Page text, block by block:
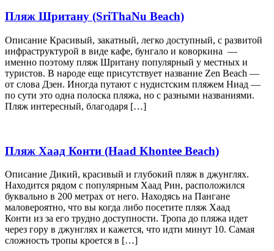
Пляж Шритану (SriThaNu Beach)
Описание Красивый, закатный, легко доступный, с развитой
инфраструктурой в виде кафе, бунгало и коворкина —
именно поэтому пляж Шритану популярный у местных и
туристов. В народе еще присутствует название Zen Beach —
от слова Дзен. Иногда путают с нудистским пляжем Ниад —
по сути это одна полоска пляжа, но с разными названиями.
Пляж интересный, благодаря […]
Пляж Хаад Конти (Haad Khontee Beach)
Описание Дикий, красивый и глубокий пляж в джунглях.
Находится рядом с популярным Хаад Рин, расположился
буквально в 200 метрах от него. Находясь на Пангане
маловероятно, что вы когда либо посетите пляж Хаад
Конти из за его трудно доступности. Тропа до пляжа идет
через гору в джунглях и кажется, что идти минут 10. Самая
сложность тропы кроется в […]